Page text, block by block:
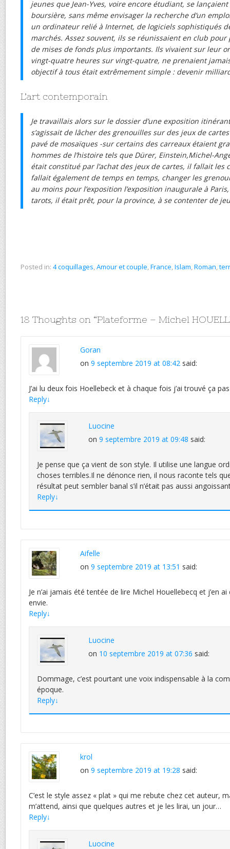
jeunes que Jean-Yves, voire encore étudiant, se
boursière, sans même envisager la recherche d’un
un ordinateur relié à Internet, de logiciels sophistiqués
marchés. Assez souvent, ils se réunissaient en club
de mises de fonds plus importants. Ils vivaient sur leur
vingt-quatre heures sur vingt-quatre, ne prenaient
objectif à tous était extrêmement simple : devenir
L’art contemporain
Je travaillais alors sur le dossier d’une exposition
s’agissait de lâcher des grenouilles sur des jeux de
pavé de mosaïques -sur certains des carreaux étaient
hommes de l’histoire tels que Dürer, Einstein,Michel-
était constitué par l’achat des jeux de cartes, il fallait les
fallait également de temps en temps, changer les
au moins pour l’exposition l’exposition inaugurale à
tarots, il était prêt, pour la province, à se contenter de
Posted in: 4 coquillages,Amour et couple,France,Islam,Roman,
18 Thoughts on “Plateforme – Michel
Goran
on 9 septembre 2019 at 08:42 said:
J’ai lu deux fois Hoellebeck et à chaque fois j’ai trouvé ça
Reply↓
Luocine
on 9 septembre 2019 at 09:48 said:
Je pense que ça vient de son style. Il utilise une langue
choses terribles.Il ne dénonce rien, il nous raconte tels
résultat peut sembler banal s’il n’était pas aussi
Reply↓
Aifelle
on 9 septembre 2019 at 13:51 said:
Je n’ai jamais été tentée de lire Michel Houellebecq et j’en
envie.
Reply↓
Luocine
on 10 septembre 2019 at 07:36 said:
Dommage, c’est pourtant une voix indispensable à la
époque.
Reply↓
krol
on 9 septembre 2019 at 19:28 said:
C’est le style assez « plat » qui me rebute chez cet auteur,
m’attend, ainsi que quelques autres et je les lirai, un jour…
Reply↓
Luocine